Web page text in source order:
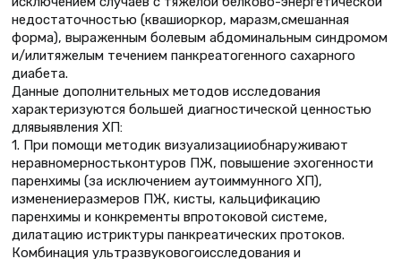
недостаточностью (квашиоркор, маразм,смешанная
форма), выраженным болевым абдоминальным синдромом
и/илитяжелым течением панкреатогенного сахарного
диабета.
Данные дополнительных методов исследования
характеризуются большей диагностической ценностью
длявыявления ХП:
1. При помощи методик визуализацииобнаруживают
неравномерностьконтуров ПЖ, повышение эхогенности
паренхимы (за исключением аутоиммунного ХП),
изменениеразмеров ПЖ, кисты, кальцификацию
паренхимы и конкременты впротоковой системе,
дилатацию истриктуры панкреатических протоков.
Комбинация ультразвуковогоисследования и